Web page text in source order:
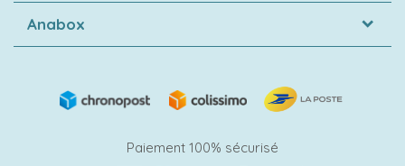
Anabox
Paiement 100% sécurisé